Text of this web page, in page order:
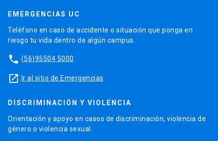
EMERGENCIAS UC
Teléfono en caso de accidente o situación que ponga en
riesgo tu vida dentro de algún campus.
phone (56)95504 5000
launch Ir al sitio de Emergencias
DISCRIMINACIÓN Y VIOLENCIA
Orientación y apoyo en casos de discriminación, violencia de
género o violencia sexual.